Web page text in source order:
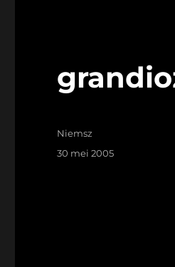
Auteur
Niemsz
Geplaatst
30 mei 2005